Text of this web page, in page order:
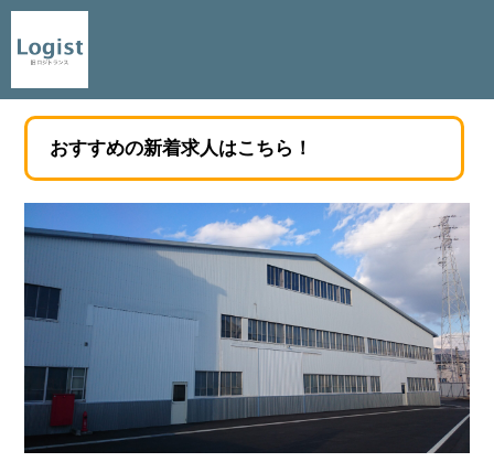
おすすめの新着求人はこちら！